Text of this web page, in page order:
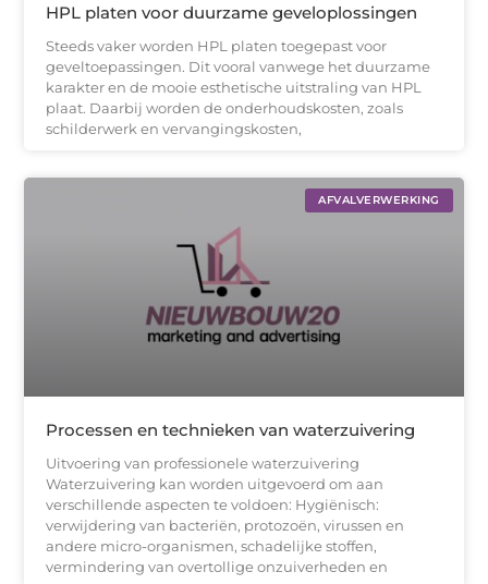
HPL platen voor duurzame geveloplossingen
Steeds vaker worden HPL platen toegepast voor
geveltoepassingen. Dit vooral vanwege het duurzame
karakter en de mooie esthetische uitstraling van HPL
plaat. Daarbij worden de onderhoudskosten, zoals
schilderwerk en vervangingskosten,
AFVALVERWERKING
Processen en technieken van waterzuivering
Uitvoering van professionele waterzuivering
Waterzuivering kan worden uitgevoerd om aan
verschillende aspecten te voldoen: Hygiënisch:
verwijdering van bacteriën, protozoën, virussen en
andere micro-organismen, schadelijke stoffen,
vermindering van overtollige onzuiverheden en